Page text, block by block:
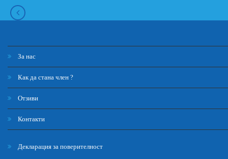
За нас
Как да стана член ?
Отзиви
Контакти
Декларация за поверителност